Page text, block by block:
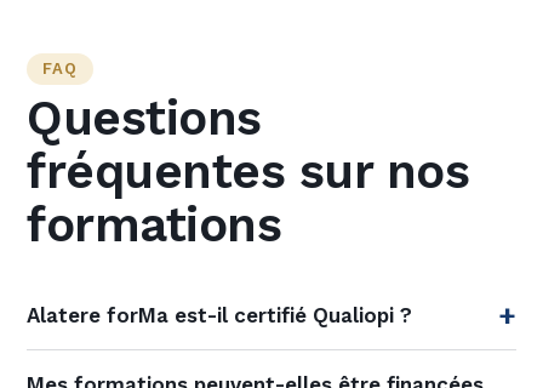
FAQ
Questions
fréquentes sur nos
formations
Alatere forMa est-il certifié Qualiopi ?